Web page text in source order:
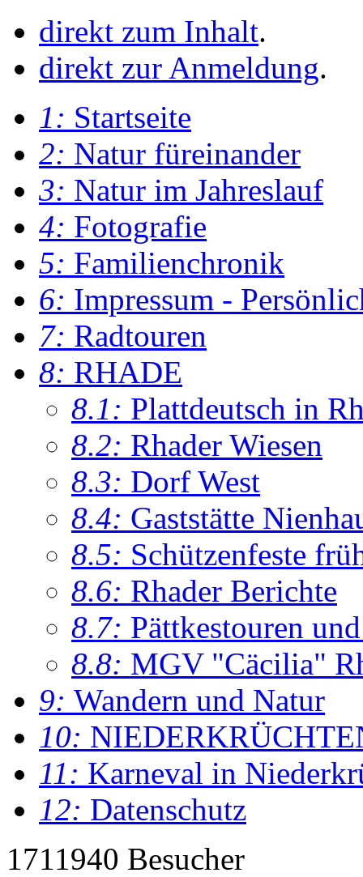
direkt zum Inhalt.
direkt zur Anmeldung.
1: Startseite
2: Natur füreinander
3: Natur im Jahreslauf
4: Fotografie
5: Familienchronik
6: Impressum -
7: Radtouren
8: RHADE
8.1: Plattdeutsch in
8.2: Rhader Wiesen
8.3: Dorf West
8.4: Gaststätte
8.5: Schützenfeste
8.6: Rhader Berichte
8.7: Pättkestouren
8.8: MGV "Cäcilia"
9: Wandern und Natur
10:
11: Karneval in
12: Datenschutz
1711940 Besucher